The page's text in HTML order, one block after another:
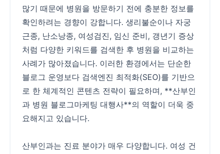
많기 때문에 병원을 방문하기 전에 충분한 정보를
확인하려는 경향이 강합니다. 생리불순이나 자궁
근종, 난소낭종, 여성검진, 임신 준비, 갱년기 증상
처럼 다양한 키워드를 검색한 후 병원을 비교하는
사례가 많아졌습니다. 이러한 환경에서는 단순한
블로그 운영보다 검색엔진 최적화(SEO)를 기반으
로 한 체계적인 콘텐츠 전략이 필요하며, **산부인
과 병원 블로그마케팅 대행사**의 역할이 더욱 중
요해지고 있습니다.
산부인과는 진료 분야가 매우 다양합니다. 여성 건